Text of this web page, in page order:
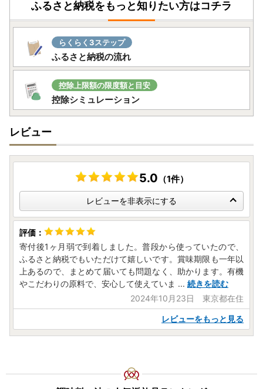
ふるさと納税をもっと知りたい方はコチラ
らくらく3ステップ
ふるさと納税の流れ
控除上限額の限度額と目安
控除シミュレーション
レビュー
5.0 （1件）
レビューを非表示にする
寄付後1ヶ月弱で到着しました。普段から使っていたので、
ふるさと納税でもいただけて嬉しいです。賞味期限も一年以
上あるので、まとめて届いても問題なく、助かります。有機
やこだわりの原料で、安心して使えていま ... 続きを読む
2024年10月23日 東京都在住
レビューをもっと見る